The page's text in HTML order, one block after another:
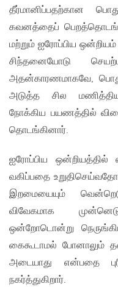
தீர்மானிப்பதற்கான
கவனத்தைப்
மற்றும் ஐரோப்பிய
சிந்தனையோடு
அதன்காரணமாகவே,
அடுத்த சில
நோக்கிய பயணத்தில்
தொடங்கினார்.
ஐரோப்பிய
வகிப்பதை
இறமையையும்
விவேகமாக
ஒன்றோடொன்று
கைகூடாமல் போனாலும்
அடையாது என்பதை
நகர்த்துகிறார்.